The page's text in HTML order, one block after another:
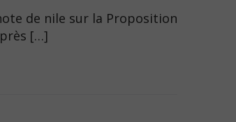
de nile sur la Proposition
[…]